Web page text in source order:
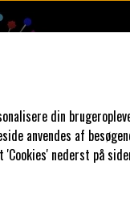
PARAT SYKURSER
din
anvendes af
nederst på